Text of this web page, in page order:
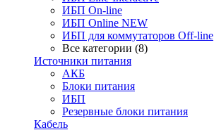
ИБП On-line
ИБП Online NEW
ИБП для коммутаторов Off-line
Все категории (8)
Источники питания
АКБ
Блоки питания
ИБП
Резервные блоки питания
Кабель